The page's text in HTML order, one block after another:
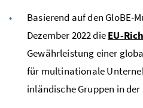
Basierend auf den GloBE-
Dezember 2022 dieEU-
Gewährleistung einer
für multinationale
inländische Gruppen in